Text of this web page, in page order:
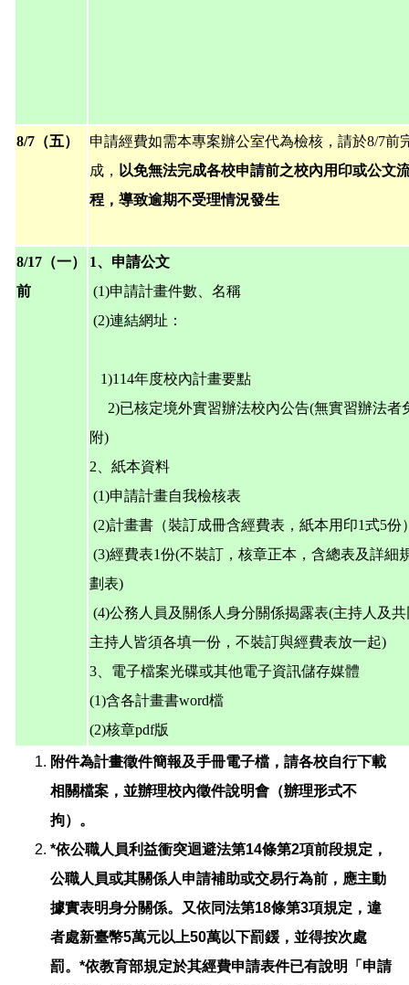
8/7（五）
申請經費如需本專案辦公室代為檢核，請於8/7前
成， 以免無法完成各校申請前之校內用印或公文
程，導致逾期不受理情況發生
8/17（一）
前
1、申請公文
(1)申請計畫件數、名稱
(2)連結網址：
1)114年度校內計畫要點
2)已核定境外實習辦法校內公告(無實習辦法者
附)
2、紙本資料
(1)申請計畫自我檢核表
(2)計畫書（裝訂成冊含經費表，紙本用印1式5份
(3)經費表1份(不裝訂，核章正本，含總表及詳細
劃表)
(4)公務人員及關係人身分關係揭露表(主持人及共
主持人皆須各填一份，不裝訂與經費表放一起)
3、電子檔案光碟或其他電子資訊儲存媒體
(1)含各計畫書word檔
(2)核章pdf版
附件為計畫徵件簡報及手冊電子檔，請各校自行下載
相關檔案，並辦理校內徵件說明會（辦理形式不
拘）。
*依公職人員利益衝突迴避法第14條第2項前段規定，
公職人員或其關係人申請補助或交易行為前，應主動
據實表明身分關係。又依同法第18條第3項規定，違
者處新臺幣5萬元以上50萬以下罰鍰，並得按次處
罰。 *依教育部規定於其經費申請表件已有說明「申請